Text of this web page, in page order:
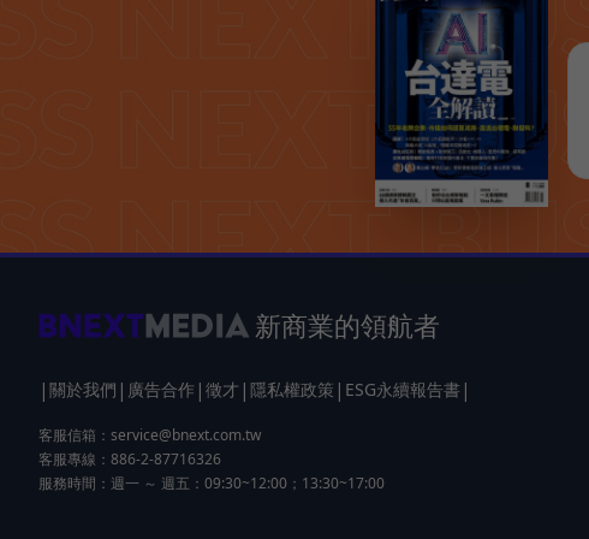
新商業的領航者
| 關於我們 | 廣告合作 | 徵才 | 隱私權政策 | ESG永續報告書 |
客服信箱： service@bnext.com.tw
客服專線：886-2-87716326
服務時間：週一 ～ 週五：09:30~12:00；13:30~17:00